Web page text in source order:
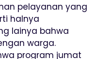
pelayanan yang
halnya
lainya bahwa
warga.
program jumat